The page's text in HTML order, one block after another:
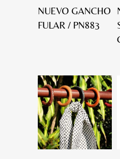
NUEVO GANCHO
FULAR / PN883